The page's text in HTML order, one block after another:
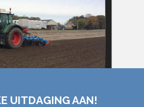
UITDAGING AAN!